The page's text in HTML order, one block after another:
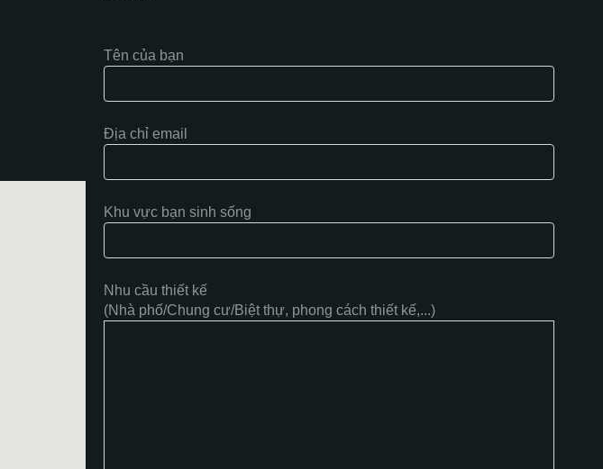
Tên của bạn
Địa chỉ email
Khu vực bạn sinh sống
Nhu cầu thiết kế
(Nhà phố/Chung cư/Biệt thự, phong cách thiết kế,...)